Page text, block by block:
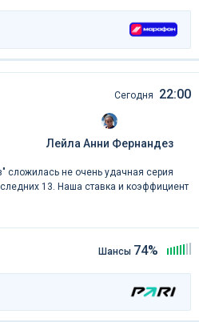
Сегодня 22:00
Лейла Анни Фернандез
сложилась не очень удачная серия
13. Наша ставка и коэффициент
Шансы 74%